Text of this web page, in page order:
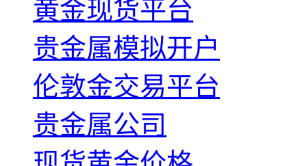
黄金现货平台
贵金属模拟开户
伦敦金交易平台
贵金属公司